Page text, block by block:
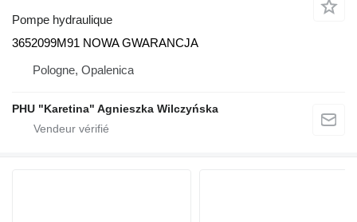
Pompe hydraulique
3652099M91 NOWA GWARANCJA
Pologne, Opalenica
PHU "Karetina" Agnieszka Wilczyńska